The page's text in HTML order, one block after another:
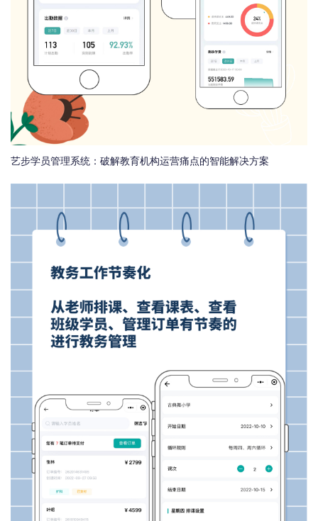
艺步学员管理系统：破解教育机构运营痛点的智能解决方案